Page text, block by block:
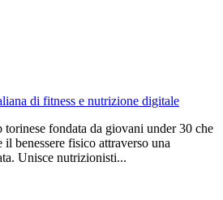
di fitness e nutrizione digitale
fondata da giovani under 30 che
il benessere fisico attraverso una
Unisce nutrizionisti...